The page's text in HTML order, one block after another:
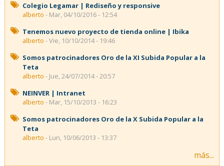
Colegio Legamar | Rediseño y responsive
alberto - Mar, 04/10/2016 - 12:54
Tenemos nuevo proyecto de tienda online | Ibika
alberto - Vie, 10/10/2014 - 19:46
Somos patrocinadores Oro de la XI Subida Popular a la
Teta
alberto - Jue, 24/07/2014 - 20:57
NEINVER | Intranet
alberto - Mar, 15/10/2013 - 16:23
Somos patrocinadores Oro de la X Subida Popular a la
Teta
alberto - Lun, 10/06/2013 - 13:37
más...